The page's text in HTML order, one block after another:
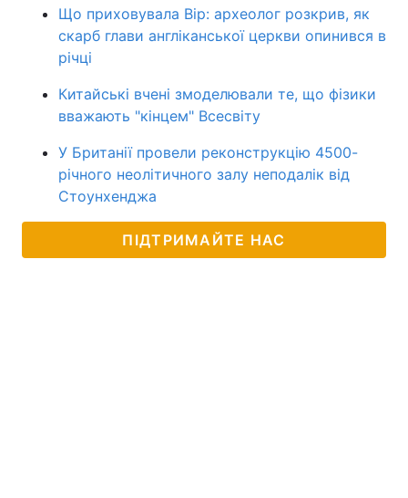
Що приховувала Вір: археолог розкрив, як
скарб глави англіканської церкви опинився в
річці
Китайські вчені змоделювали те, що фізики
вважають "кінцем" Всесвіту
У Британії провели реконструкцію 4500-
річного неолітичного залу неподалік від
Стоунхенджа
ПІДТРИМАЙТЕ НАС